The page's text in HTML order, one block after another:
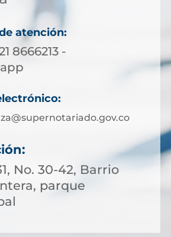
atención:
8666213 -
No. 30-42, Barrio
parque